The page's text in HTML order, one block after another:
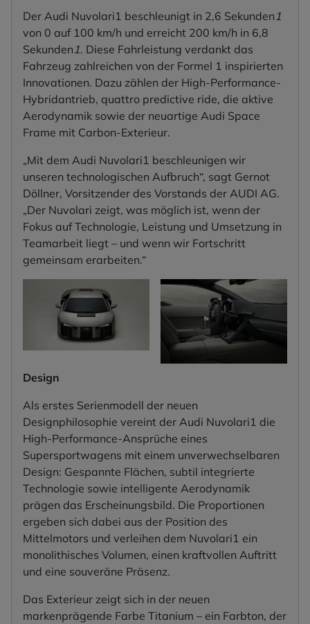
Der Audi Nuvolari1 beschleunigt in 2,6 Sekunden1
von 0 auf 100 km/h und erreicht 200 km/h in 6,8
Sekunden1. Diese Fahrleistung verdankt das
Fahrzeug zahlreichen von der Formel 1 inspirierten
Innovationen. Dazu zählen der High-Performance-
Hybridantrieb, quattro predictive ride, die aktive
Aerodynamik sowie der neuartige Audi Space
Frame mit Carbon-Exterieur.
„Mit dem Audi Nuvolari1 beschleunigen wir
unseren technologischen Aufbruch“, sagt Gernot
Döllner, Vorsitzender des Vorstands der AUDI AG.
„Der Nuvolari zeigt, was möglich ist, wenn der
Fokus auf Technologie, Leistung und Umsetzung in
Teamarbeit liegt – und wenn wir Fortschritt
gemeinsam erarbeiten.“
Design
Als erstes Serienmodell der neuen
Designphilosophie vereint der Audi Nuvolari1 die
High-Performance-Ansprüche eines
Supersportwagens mit einem unverwechselbaren
Design: Gespannte Flächen, subtil integrierte
Technologie sowie intelligente Aerodynamik
prägen das Erscheinungsbild. Die Proportionen
ergeben sich dabei aus der Position des
Mittelmotors und verleihen dem Nuvolari1 ein
monolithisches Volumen, einen kraftvollen Auftritt
und eine souveräne Präsenz.
Das Exterieur zeigt sich in der neuen
markenprägende Farbe Titanium – ein Farbton, der